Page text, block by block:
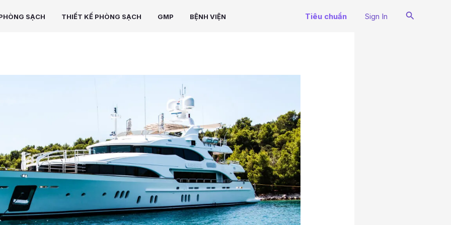
SẠCH THIẾT KẾ PHÒNG SẠCH GMP BỆNH VIỆN Tiêu chuẩn Sign In Search